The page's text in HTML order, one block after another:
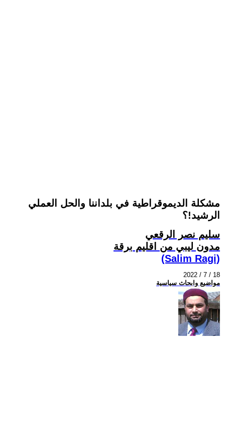
مشكلة الديموقراطية في بلداننا والحل العملي
الرشيد!؟
سليم نصر الرقعي
مدون ليبي من اقليم برقة
(Salim Ragi)
2022 / 7 / 18
مواضيع وابحاث سياسية